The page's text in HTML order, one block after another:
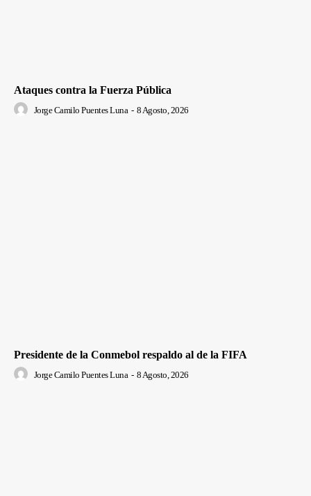
Ataques contra la Fuerza Pública
Jorge Camilo Puentes Luna - 8 Agosto, 2026
Presidente de la Conmebol respaldo al de la FIFA
Jorge Camilo Puentes Luna - 8 Agosto, 2026